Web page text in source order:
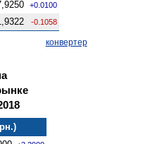
+0.0100
-0.1058
конвертер